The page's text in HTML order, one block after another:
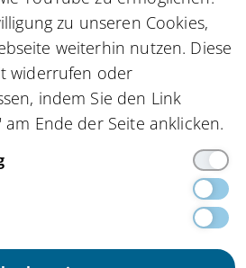
automatisierte und
innocam.NRW
Aachen
,info(at)innocam.nrw
zu unseren Cookies,
weiterhin nutzen. Diese
widerrufen oder
indem Sie den Link
am Ende der Seite anklicken.